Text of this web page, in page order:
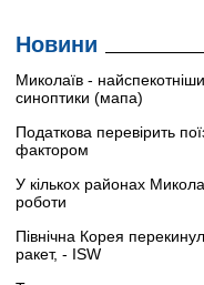
Новини
Миколаїв -
синоптики (мапа)
Податкова перевірить
фактором
У кількох районах
роботи
Північна Корея
ракет, - ISW